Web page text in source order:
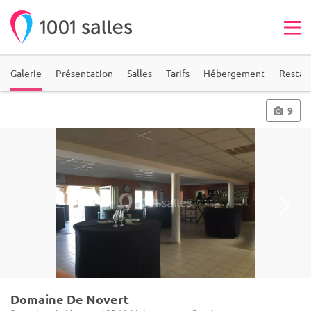
Galerie Présentation Salles Tarifs Hébergement
9
Domaine De Novert